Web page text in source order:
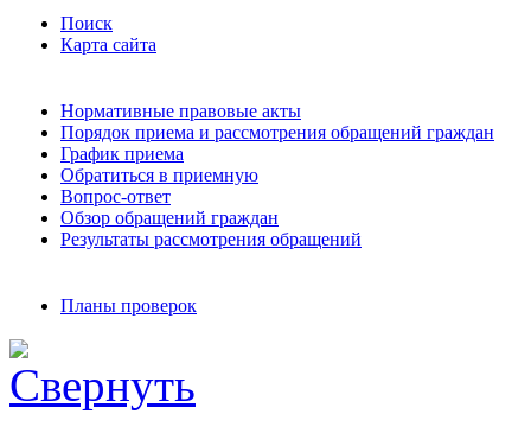
Поиск
Карта сайта
Нормативные правовые акты
Порядок приема и рассмотрения обращений граждан
График приема
Обратиться в приемную
Вопрос-ответ
Обзор обращений граждан
Результаты рассмотрения обращений
Планы проверок